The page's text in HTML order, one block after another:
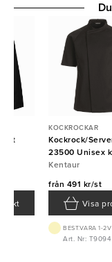
KOCKROCKAR
Kockrock/
23500 Unisex
Svart Kentaur
Kentaur
från 491 kr/st
Visa
BEST.VARA 1-2V
Art. Nr: T9094